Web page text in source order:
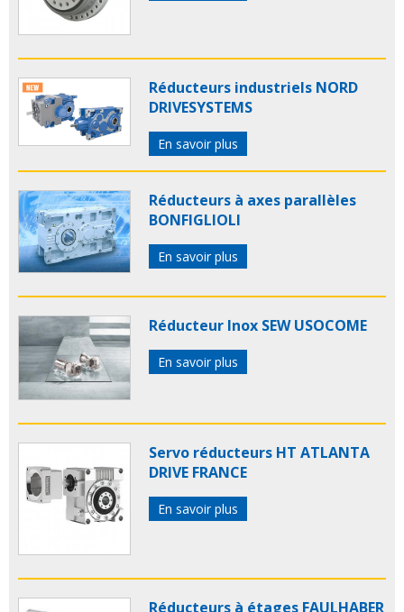
Réducteurs industriels NORD
DRIVESYSTEMS
En savoir plus
Réducteurs à axes parallèles
BONFIGLIOLI
En savoir plus
Réducteur Inox SEW USOCOME
En savoir plus
Servo réducteurs HT ATLANTA
DRIVE FRANCE
En savoir plus
Réducteurs à étages FAULHABER